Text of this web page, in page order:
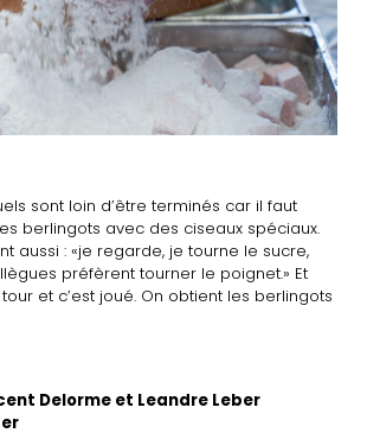
sont loin d’être terminés car il faut
berlingots avec des ciseaux spéciaux.
aussi : «je regarde, je tourne le sucre,
préfèrent tourner le poignet.» Et
et c’est joué. On obtient les berlingots
Delorme et Leandre Leber